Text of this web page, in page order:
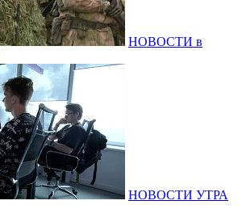
НОВОСТИ в
НОВОСТИ УТРА